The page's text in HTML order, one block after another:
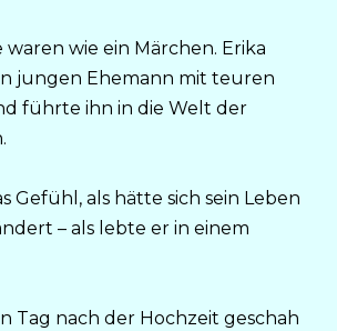
waren wie ein Märchen. Erika
jungen Ehemann mit teuren
führte ihn in die Welt der
Gefühl, als hätte sich sein Leben
– als lebte er in einem
Tag nach der Hochzeit geschah